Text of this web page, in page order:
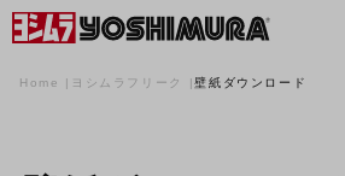
Home ヨシムラフリーク 壁紙ダウンロード